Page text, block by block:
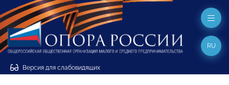
Версия для слабовидящих
RU